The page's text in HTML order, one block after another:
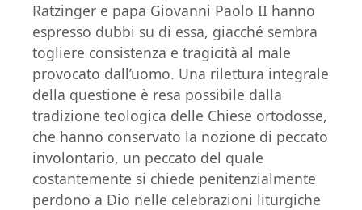
Ratzinger e papa Giovanni Paolo II hanno
espresso dubbi su di essa, giacché sembra
togliere consistenza e tragicità al male
provocato dall’uomo. Una rilettura integrale
della questione è resa possibile dalla
tradizione teologica delle Chiese ortodosse,
che hanno conservato la nozione di peccato
involontario, un peccato del quale
costantemente si chiede penitenzialmente
perdono a Dio nelle celebrazioni liturgiche